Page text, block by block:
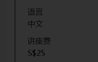
语言
中文
讲座费
S$25